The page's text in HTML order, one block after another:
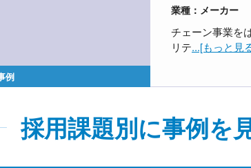
例
業種：メーカー
チェーン事業を
リテ...[もっと見
採用課題別に事例を